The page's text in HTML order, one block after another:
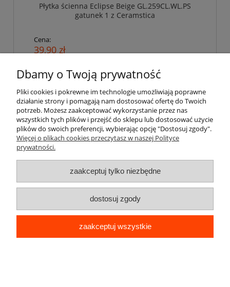
Płytka ścienna Eclipse Beige GL.259CL.WL.PS
gatunek 1 z Ceramstica
Cena:
39,90 zł
« 1 2 »
Moje konto
Płatności i dostawa
Informacje
Dbamy o Twoją prywatność
Pliki cookies i pokrewne im technologie umożliwiają poprawne
działanie strony i pomagają nam dostosować ofertę do Twoich
potrzeb. Możesz zaakceptować wykorzystanie przez nas
wszystkich tych plików i przejść do sklepu lub dostosować użycie
plików do swoich preferencji, wybierając opcję "Dostosuj zgody".
Więcej o plikach cookies przeczytasz w naszej Polityce
prywatności.
zaakceptuj tylko niezbędne
dostosuj zgody
zaakceptuj wszystkie